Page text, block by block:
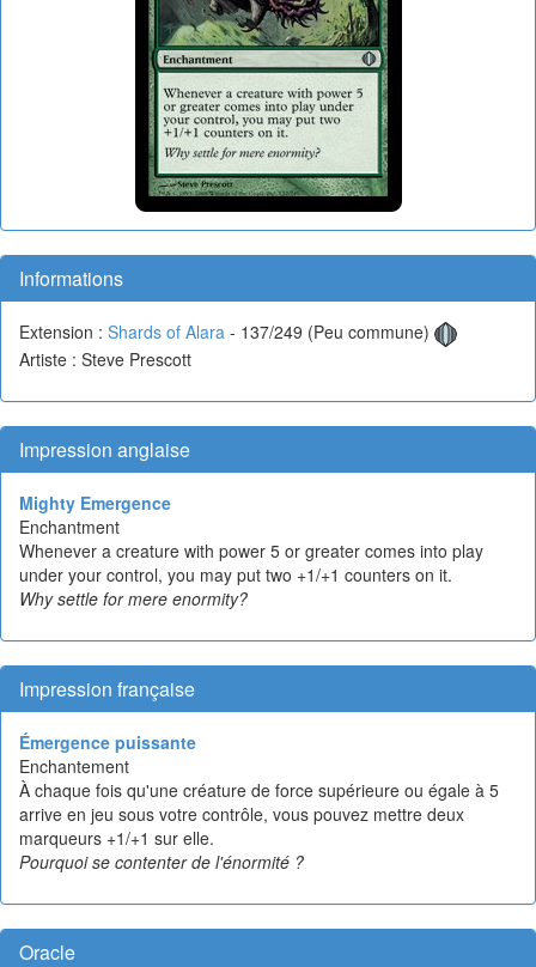
Informations
Extension : Shards of Alara - 137/249 (Peu commune)
Artiste : Steve Prescott
Impression anglaise
Mighty Emergence
Enchantment
Whenever a creature with power 5 or greater comes into play
under your control, you may put two +1/+1 counters on it.
Why settle for mere enormity?
Impression française
Émergence puissante
Enchantement
À chaque fois qu'une créature de force supérieure ou égale à 5
arrive en jeu sous votre contrôle, vous pouvez mettre deux
marqueurs +1/+1 sur elle.
Pourquoi se contenter de l'énormité ?
Oracle